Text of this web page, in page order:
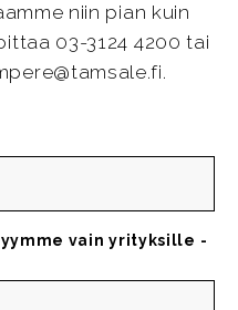
niin pian kuin
03-3124 4200 tai
vain yrityksille -